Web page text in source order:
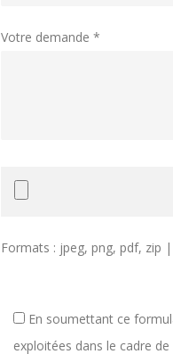
Votre demande *
Formats : jpeg, png, pdf, zip
En soumettant ce
exploitées dans le cadre